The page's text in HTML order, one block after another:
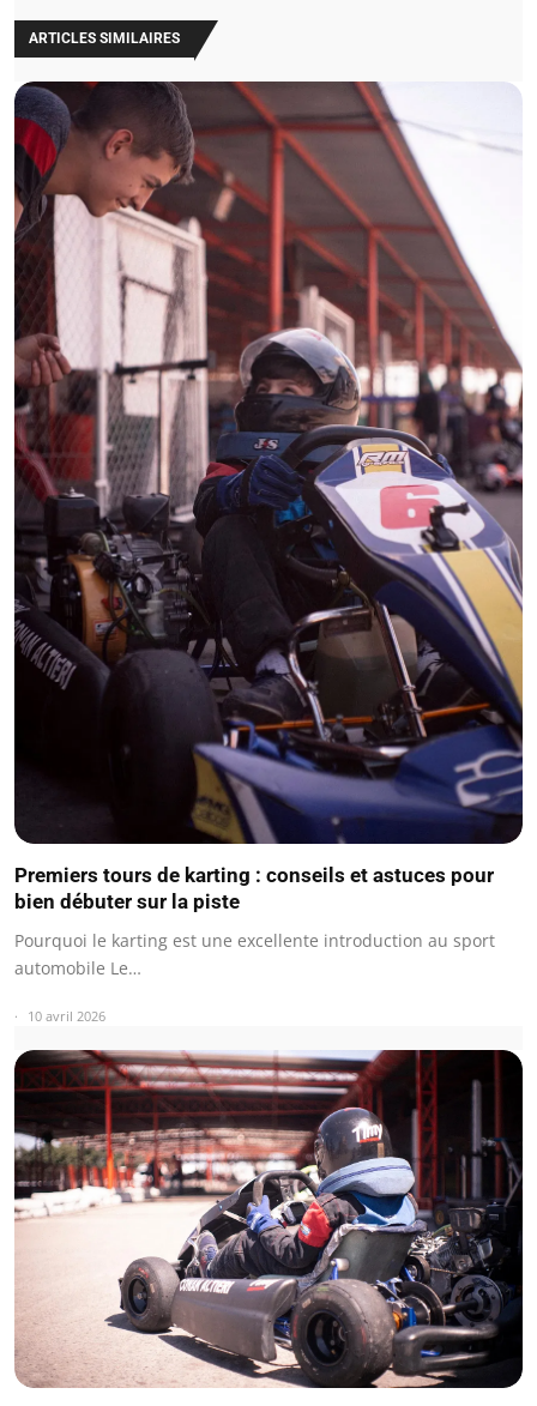
ARTICLES SIMILAIRES
Premiers tours de karting : conseils et astuces pour
bien débuter sur la piste
Pourquoi le karting est une excellente introduction au sport
automobile Le…
10 avril 2026